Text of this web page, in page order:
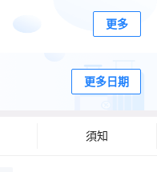
更多
更多日期
須知